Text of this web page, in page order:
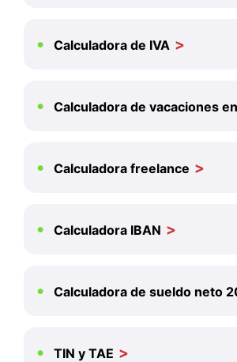
Calculadora de IVA
Calculadora de vacaciones
Calculadora freelance
Calculadora IBAN
Calculadora de sueldo neto
TIN y TAE